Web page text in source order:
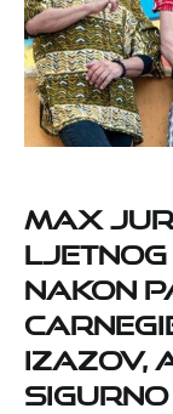
Max
Ljetnog
Nakon
izazov,